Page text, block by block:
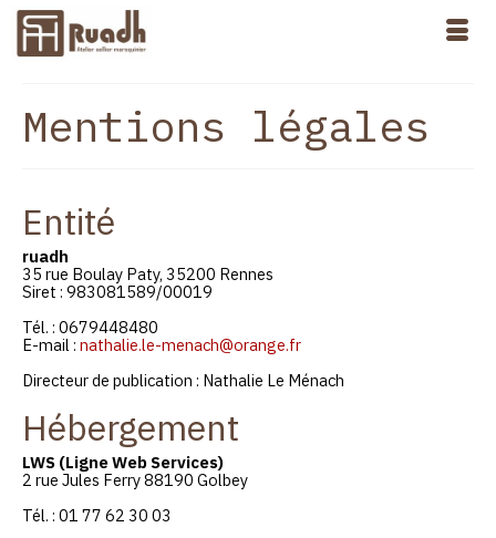
Mentions légales
Entité
ruadh
35 rue Boulay Paty, 35200 Rennes
Siret : 983081589/00019
Tél. : 0679448480
E-mail :nathalie.le-menach@orange.fr
Directeur de publication : Nathalie Le Ménach
Hébergement
LWS (Ligne Web Services)
2 rue Jules Ferry 88190 Golbey
Tél. : 01 77 62 30 03